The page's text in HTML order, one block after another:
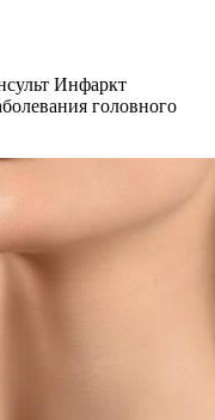
Инфаркт
головного